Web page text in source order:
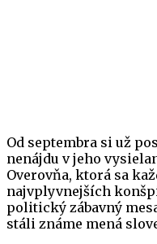
Od septembra si už
nenájdu v jeho
Overovňa, ktorá sa
najvplyvnejších
politický zábavný
stáli známe mená